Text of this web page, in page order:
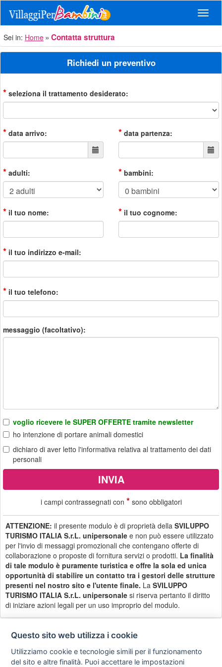
Sei in: Home Contatta struttura
Richiedi un preventivo
* seleziona il trattamento desiderato:
* data arrivo: * data partenza:
* adulti: * bambini:
* il tuo nome: * il tuo cognome:
* il tuo indirizzo e-mail:
* il tuo telefono:
messaggio (facoltativo):
voglio ricevere le SUPER OFFERTE tramite newsletter
ho intenzione di portare animali domestici
dichiaro di aver letto l'informativa relativa al trattamento dei dati
personali
i campi contrassegnati con *sono obbligatori
ATTENZIONE: il presente modulo è di proprietà della SVILUPPO
TURISMO ITALIA S.r.L. unipersonale e non può essere utilizzato
per l'invio di messaggi promozionali che contengano offerte di
collaborazione o proposte di fornitura servizi o prodotti. La finalità
di tale modulo è puramente turistica e offre la sola ed unica
opportunità di stabilire un contatto tra i gestori delle strutture
presenti nel nostro sito e l'utente finale. La SVILUPPO
TURISMO ITALIA S.r.L. unipersonale si riserva pertanto il diritto
di iniziare azioni legali per un uso improprio del modulo.
Privacy
policy
Avviso
legale
Scrivici
Questo sito web utilizza i cookie
Utilizziamo cookie e tecnologie simili per il funzionamento
del sito e altre finalità. Puoi accettare le impostazioni